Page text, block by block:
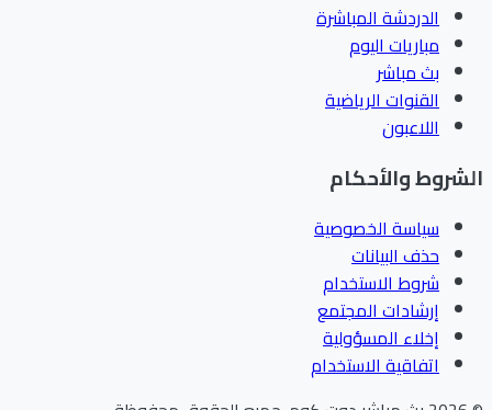
الدردشة المباشرة
مباريات اليوم
بث مباشر
القنوات الرياضية
اللاعبون
والأحكام
سياسة الخصوصية
حذف البيانات
شروط الاستخدام
إرشادات المجتمع
إخلاء المسؤولية
اتفاقية الاستخدام